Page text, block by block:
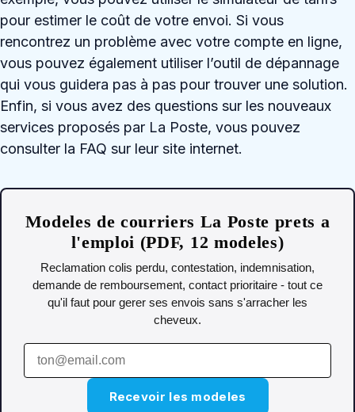
pour estimer le coût de votre envoi. Si vous
rencontrez un problème avec votre compte en ligne,
vous pouvez également utiliser l’outil de dépannage
qui vous guidera pas à pas pour trouver une solution.
Enfin, si vous avez des questions sur les nouveaux
services proposés par La Poste, vous pouvez
consulter la FAQ sur leur site internet.
Modeles de courriers La Poste prets a
l'emploi (PDF, 12 modeles)
Reclamation colis perdu, contestation, indemnisation,
demande de remboursement, contact prioritaire - tout ce
qu'il faut pour gerer ses envois sans s'arracher les
cheveux.
Recevoir les modeles